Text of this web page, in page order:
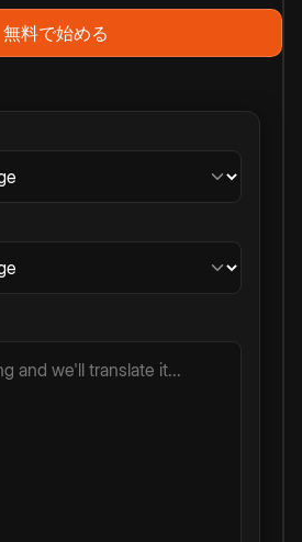
無料で始める